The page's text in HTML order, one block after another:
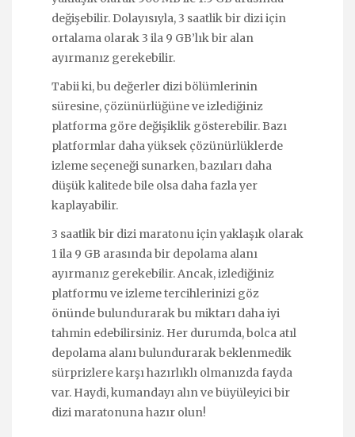
değişebilir. Dolayısıyla, 3 saatlik bir dizi için
ortalama olarak 3 ila 9 GB’lık bir alan
ayırmanız gerekebilir.
Tabii ki, bu değerler dizi bölümlerinin
süresine, çözünürlüğüne ve izlediğiniz
platforma göre değişiklik gösterebilir. Bazı
platformlar daha yüksek çözünürlüklerde
izleme seçeneği sunarken, bazıları daha
düşük kalitede bile olsa daha fazla yer
kaplayabilir.
3 saatlik bir dizi maratonu için yaklaşık olarak
1 ila 9 GB arasında bir depolama alanı
ayırmanız gerekebilir. Ancak, izlediğiniz
platformu ve izleme tercihlerinizi göz
önünde bulundurarak bu miktarı daha iyi
tahmin edebilirsiniz. Her durumda, bolca atıl
depolama alanı bulundurarak beklenmedik
sürprizlere karşı hazırlıklı olmanızda fayda
var. Haydi, kumandayı alın ve büyüleyici bir
dizi maratonuna hazır olun!